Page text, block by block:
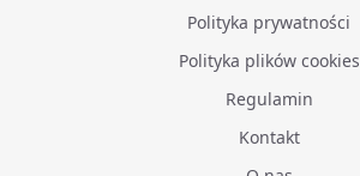
Polityka prywatności
Polityka plików cookies
Regulamin
Kontakt